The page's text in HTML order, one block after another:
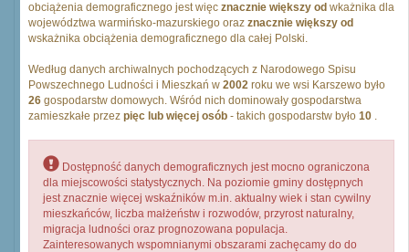
obciążenia demograficznego jest więc znacznie większy od wkażnika dla
województwa warmińsko-mazurskiego oraz znacznie większy od
wskażnika obciążenia demograficznego dla całej Polski.
Według danych archiwalnych pochodzących z Narodowego Spisu
Powszechnego Ludności i Mieszkań w 2002 roku we wsi Karszewo było
26 gospodarstw domowych. Wśród nich dominowały gospodarstwa
zamieszkałe przez pięc lub więcej osób - takich gospodarstw było 10 .
Dostępność danych demograficznych jest mocno ograniczona
dla miejscowości statystycznych. Na poziomie gminy dostępnych
jest znacznie więcej wskaźników m.in. aktualny wiek i stan cywilny
mieszkańców, liczba małżeństw i rozwodów, przyrost naturalny,
migracja ludności oraz prognozowana populacja.
Zainteresowanych wspomnianymi obszarami zachęcamy do do